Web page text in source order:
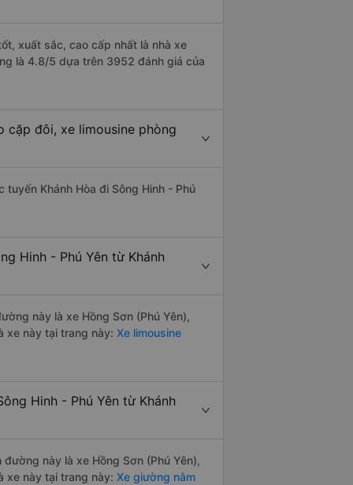
xuất sắc, cao cấp nhất là nhà xe
là 4.8/5 dựa trên 3952 đánh giá của
cặp đôi, xe limousine phòng
Khánh Hòa đi Sông Hinh - Phú
Hinh - Phú Yên từ Khánh
này là xe Hồng Sơn (Phú Yên),
xe này tại trang này: Xe limousine
Hinh - Phú Yên từ Khánh
này là xe Hồng Sơn (Phú Yên),
xe này tại trang này: Xe giường nằm